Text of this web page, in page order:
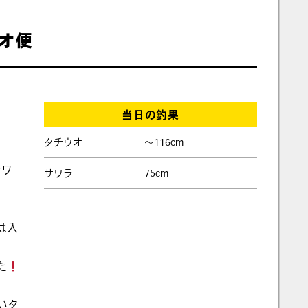
便
入
タ
当日の釣果
タチウオ 〜116cm
サワラ 75cm